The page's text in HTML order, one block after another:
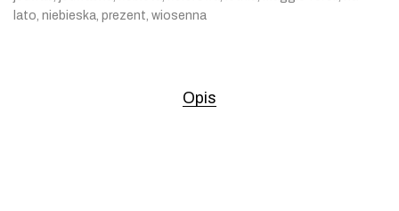
lato niebieska prezent wiosenna
Opis